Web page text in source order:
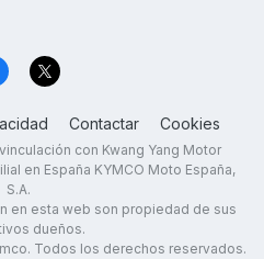
Contactar Cookies
con Kwang Yang Motor
en España KYMCO Moto España,
S.A.
en esta web son propiedad de sus
dueños.
Todos los derechos reservados.